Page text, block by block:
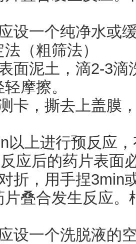
设一个纯净水或
（粗筛法）
面泥土，滴2-3
摩擦。
卡，撕去上盖膜
以上进行预反应
应后的药片表面
折，用手捏3min
叠合发生反应
设一个洗脱液的